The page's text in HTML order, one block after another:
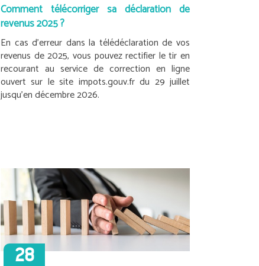
Comment télécorriger sa déclaration de
revenus 2025 ?
En cas d’erreur dans la télédéclaration de vos
revenus de 2025, vous pouvez rectifier le tir en
recourant au service de correction en ligne
ouvert sur le site impots.gouv.fr du 29 juillet
jusqu’en décembre 2026.
28